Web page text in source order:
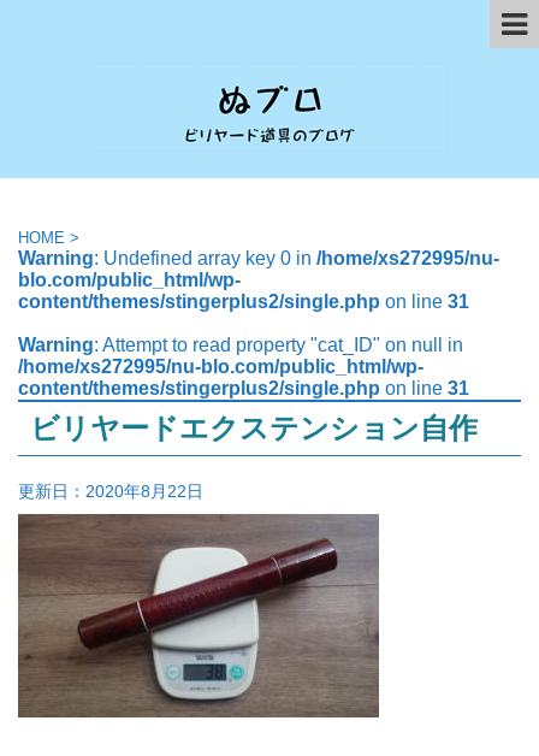
HOME >
Warning: Undefined array key 0 in /home/xs272995/nu-
blo.com/public_html/wp-
content/themes/stingerplus2/single.php on line 31
Warning: Attempt to read property "cat_ID" on null in
/home/xs272995/nu-blo.com/public_html/wp-
content/themes/stingerplus2/single.php on line 31
ビリヤードエクステンション自作
更新日： 2020年8月22日